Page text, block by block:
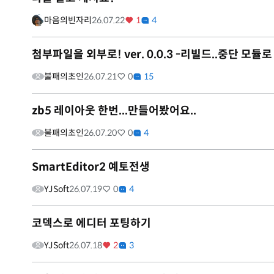
마음의빈자리26.07.22 1 4
첨부파일을 외부로! ver. 0.0.3 -리빌드..중단 모듈로
불패의초인26.07.21 0 15
zb5 레이아웃 한번...만들어봤어요..
불패의초인26.07.20 0 4
SmartEditor2 예토전생
YJSoft26.07.19 0 4
코덱스로 에디터 포팅하기
YJSoft26.07.18 2 3